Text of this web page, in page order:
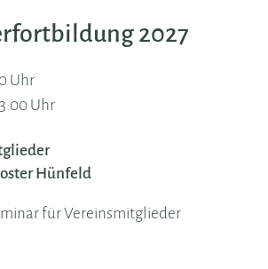
2027
Uhr
Uhr
Hünfeld
für Vereinsmitglieder